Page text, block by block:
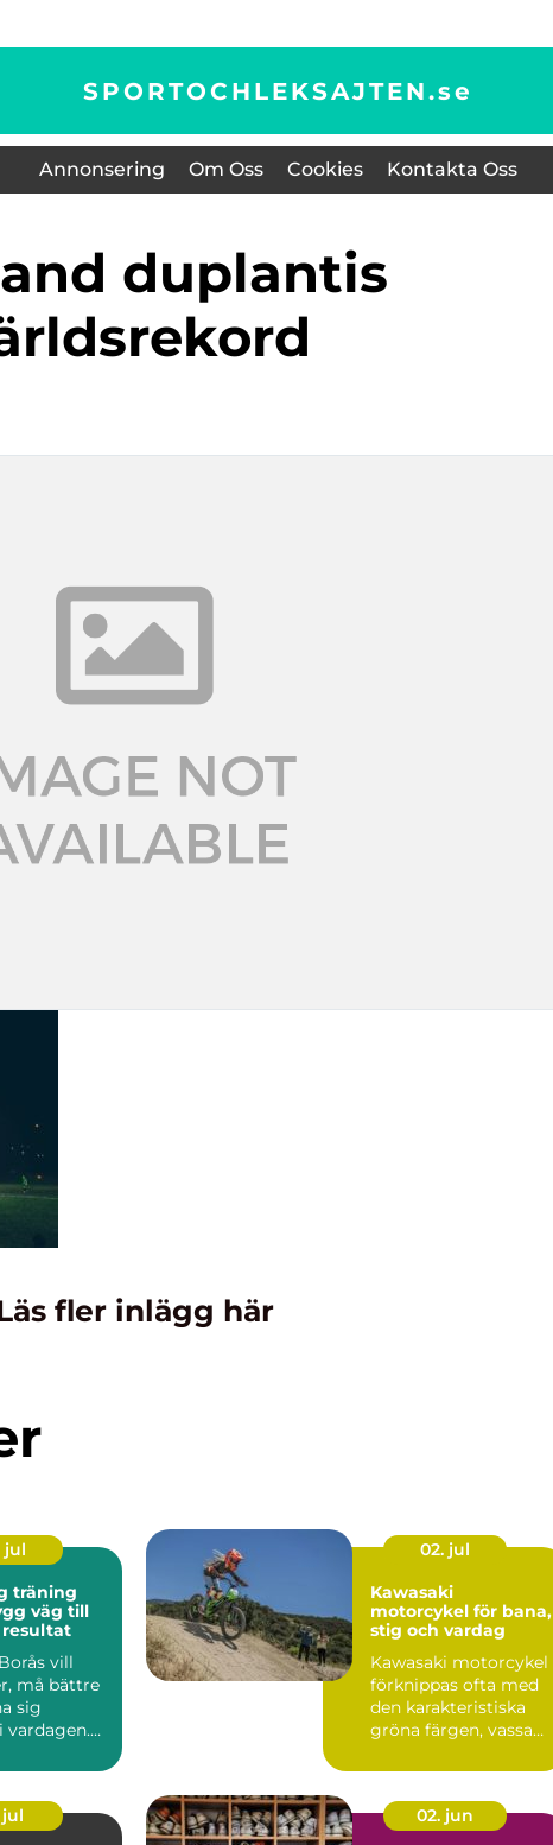
SPORTOCHLEKSAJTEN.se
Annonsering Om Oss Cookies Kontakta Oss
fler inlägg här
jul
träning
resultat
vill
må bättre
sig
vardagen.
02. jul
Kawasaki
motorcykel för bana,
stig och vardag
Kawasaki motorcykel
förknippas ofta med
den karakteristiska
gröna färgen, vassa
jul
02. jun